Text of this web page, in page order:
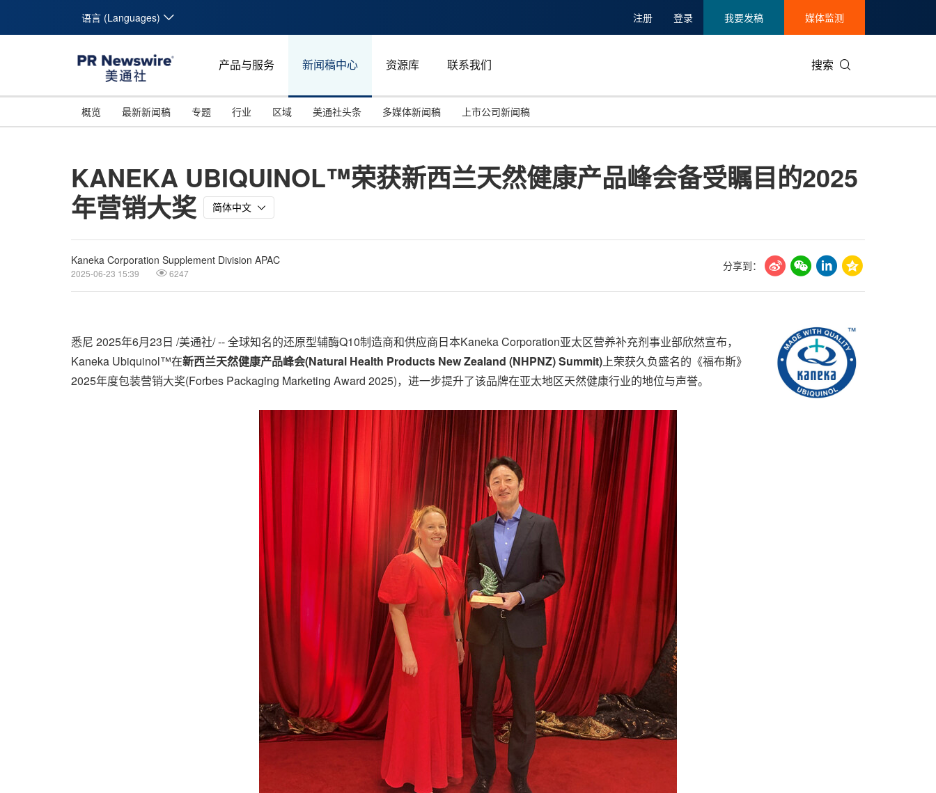
语言 (Languages) 注册 登录 我要发稿 媒体监测
产品与服务 新闻稿中心 资源库 联系我们 搜索
概览 最新新闻稿 专题
投资并购
碳中和
行业
能源化工与环保
娱乐时尚与艺术
区域
马来西亚
新加坡
美通社头条 多媒体新闻稿 上市公司新闻稿
KANEKA UBIQUINOL™荣获新西兰天然健康产品峰会备受瞩目的2025
年营销大奖
简体中文
Kaneka Corporation Supplement Division APAC
2025-06-23 15:39 6247
分享到：
悉尼 2025年6月23日 /美通社/ -- 全球知名的还原型辅酶Q10制造商和供应商日本Kaneka Corporation亚太区营养补充剂事业部欣然宣布，
Kaneka Ubiquinol™在新西兰天然健康产品峰会(Natural Health Products New Zealand (NHPNZ) Summit)上荣获久负盛名的《福布斯》
2025年度包装营销大奖(Forbes Packaging Marketing Award 2025)，进一步提升了该品牌在亚太地区天然健康行业的地位与声誉。